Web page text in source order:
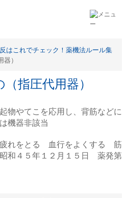
はこれでチェック！薬機法ルール集
）
指圧代用器）
物やてこを応用し、背筋などに
機器非該当
れをとる 血行をよくする 筋
和４５年１２月１５日 薬発第